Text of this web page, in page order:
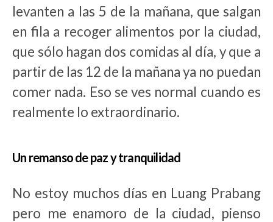
levanten a las 5 de la mañana, que salgan
en fila a recoger alimentos por la ciudad,
que sólo hagan dos comidas al día, y que a
partir de las 12 de la mañana ya no puedan
comer nada. Eso se ves normal cuando es
realmente lo extraordinario.
Un remanso de paz y tranquilidad
No estoy muchos días en Luang Prabang
pero me enamoro de la ciudad, pienso